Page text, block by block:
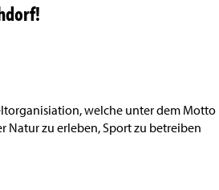
welche unter dem Motto
zu erleben, Sport zu betreiben